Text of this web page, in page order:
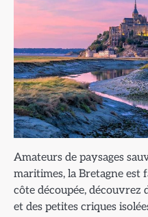
Amateurs de paysages
maritimes, la Bretagne est
côte découpée, découvrez
et des petites criques